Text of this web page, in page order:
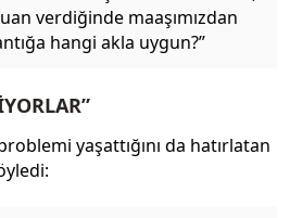
verdiğinde maaşımızdan
hangi akla uygun?”
yaşattığını da hatırlatan